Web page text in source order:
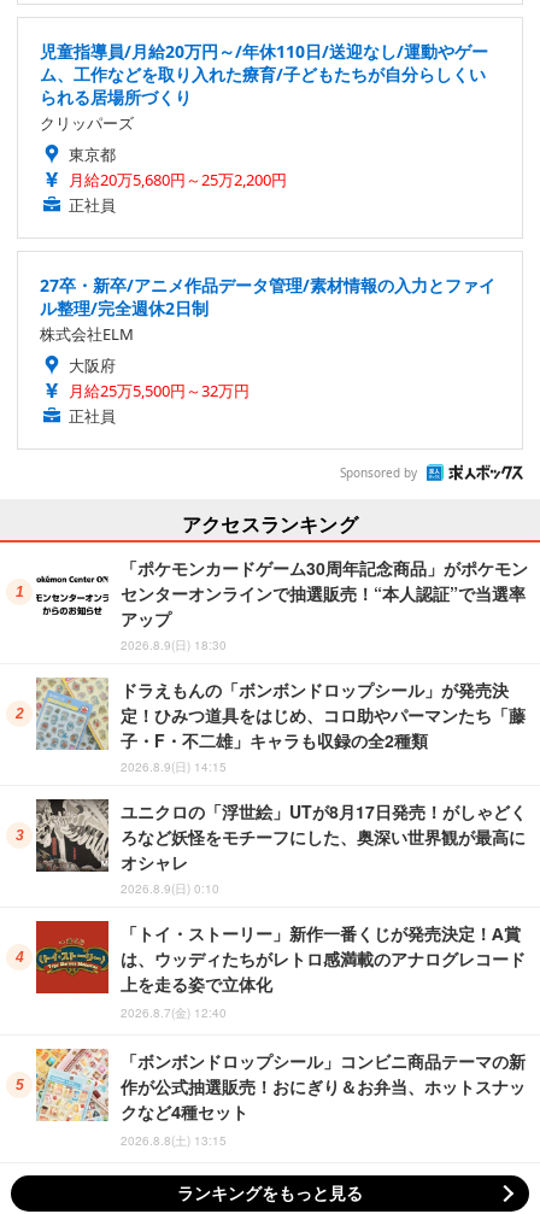
児童指導員/月給20万円～/年休110日/送迎なし/運動やゲー
ム、工作などを取り入れた療育/子どもたちが自分らしくい
られる居場所づくり
クリッパーズ
東京都
月給20万5,680円～25万2,200円
正社員
27卒・新卒/アニメ作品データ管理/素材情報の入力とファイ
ル整理/完全週休2日制
株式会社ELM
大阪府
月給25万5,500円～32万円
正社員
Sponsored by
アクセスランキング
「ポケモンカードゲーム30周年記念商品」がポケモン
センターオンラインで抽選販売！“本人認証”で当選率
アップ
2026.8.9(日) 18:30
ドラえもんの「ボンボンドロップシール」が発売決
定！ひみつ道具をはじめ、コロ助やパーマンたち「藤
子・F・不二雄」キャラも収録の全2種類
2026.8.9(日) 14:15
ユニクロの「浮世絵」UTが8月17日発売！がしゃどく
ろなど妖怪をモチーフにした、奥深い世界観が最高に
オシャレ
2026.8.9(日) 0:10
「トイ・ストーリー」新作一番くじが発売決定！A賞
は、ウッディたちがレトロ感満載のアナログレコード
上を走る姿で立体化
2026.8.7(金) 12:40
「ボンボンドロップシール」コンビニ商品テーマの新
作が公式抽選販売！おにぎり＆お弁当、ホットスナッ
クなど4種セット
2026.8.8(土) 13:15
ランキングをもっと見る